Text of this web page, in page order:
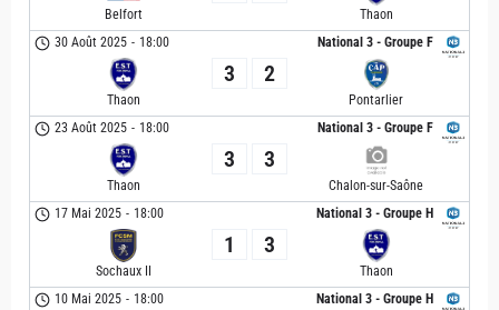
Belfort
Thaon
National 3 - Groupe F
30 Août 2025 - 18:00
Thaon
3 2
Pontarlier
National 3 - Groupe F
23 Août 2025 - 18:00
Thaon
3 3
Chalon-sur-Saône
National 3 - Groupe H
17 Mai 2025 - 18:00
Sochaux II
1 3
Thaon
National 3 - Groupe H
10 Mai 2025 - 18:00